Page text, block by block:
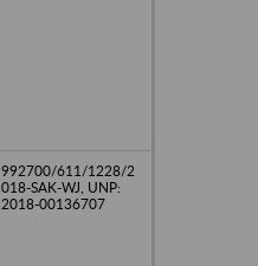
992700/611/1228/2
018-SAK-WJ, UNP:
2018-00136707